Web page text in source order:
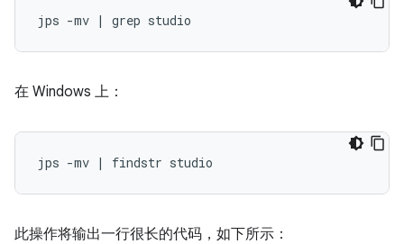
在 Windows 上：
此操作将输出一行很长的代码，如下所示：